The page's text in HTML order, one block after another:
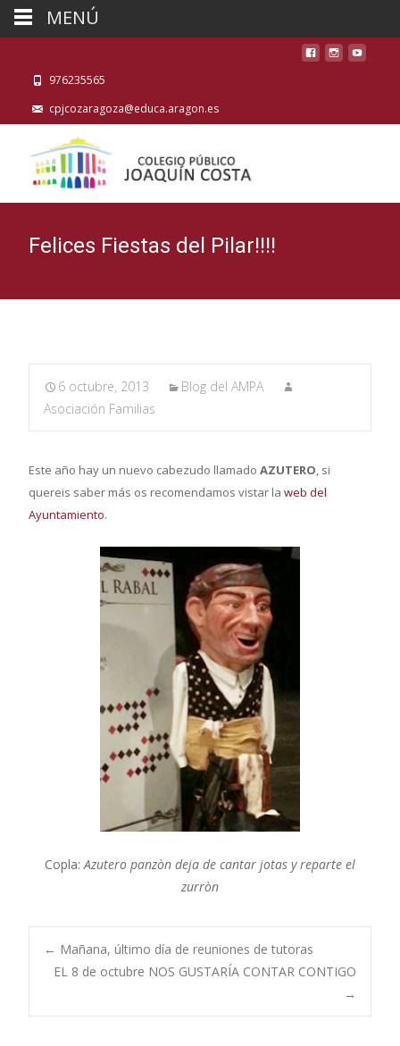
976235565
cpjcozaragoza@educa.aragon.es
Felices Fiestas del Pilar!!!!
6 octubre, 2013
Blog del AMPA
Asociación Familias
Este año hay un nuevo cabezudo llamado AZUTERO, si
quereis saber más os recomendamos vistar la web del
Ayuntamiento.
Copla: Azutero panzòn deja de cantar jotas y reparte el
zurròn
Navegación
de
← Mañana, último día de reuniones de tutoras
EL 8 de octubre NOS GUSTARÍA CONTAR CONTIGO
→
MENÚ